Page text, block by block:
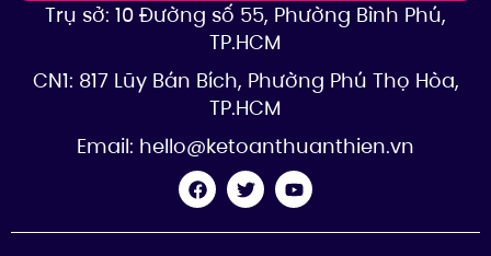
Trụ sở: 10 Đường số 55, Phường Bình Phú,
TP.HCM
CN1: 817 Lũy Bán Bích, Phường Phú Thọ Hòa,
TP.HCM
Email: hello@ketoanthuanthien.vn